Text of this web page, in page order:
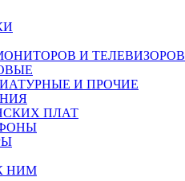
И ТЕЛЕВИЗОРОВ
И ПРОЧИЕ
ПЛАТ
НИМ